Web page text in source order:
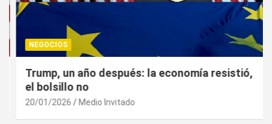
NEGOCIOS
Trump, un año después: la economía resistió,
el bolsillo no
20/01/2026 Medio Invitado